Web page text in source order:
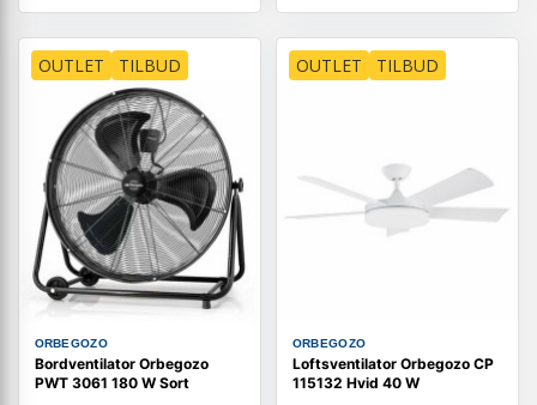
OUTLET TILBUD
ORBEGOZO
Bordventilator Orbegozo
PWT 3061 180 W Sort
OUTLET TILBUD
ORBEGOZO
Loftsventilator Orbegozo CP
115132 Hvid 40 W